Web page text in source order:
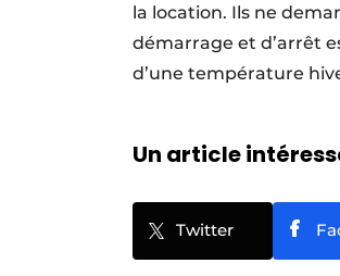
la location. Ils ne
démarrage et d’arrêt
d’une température
Un article
Twitter